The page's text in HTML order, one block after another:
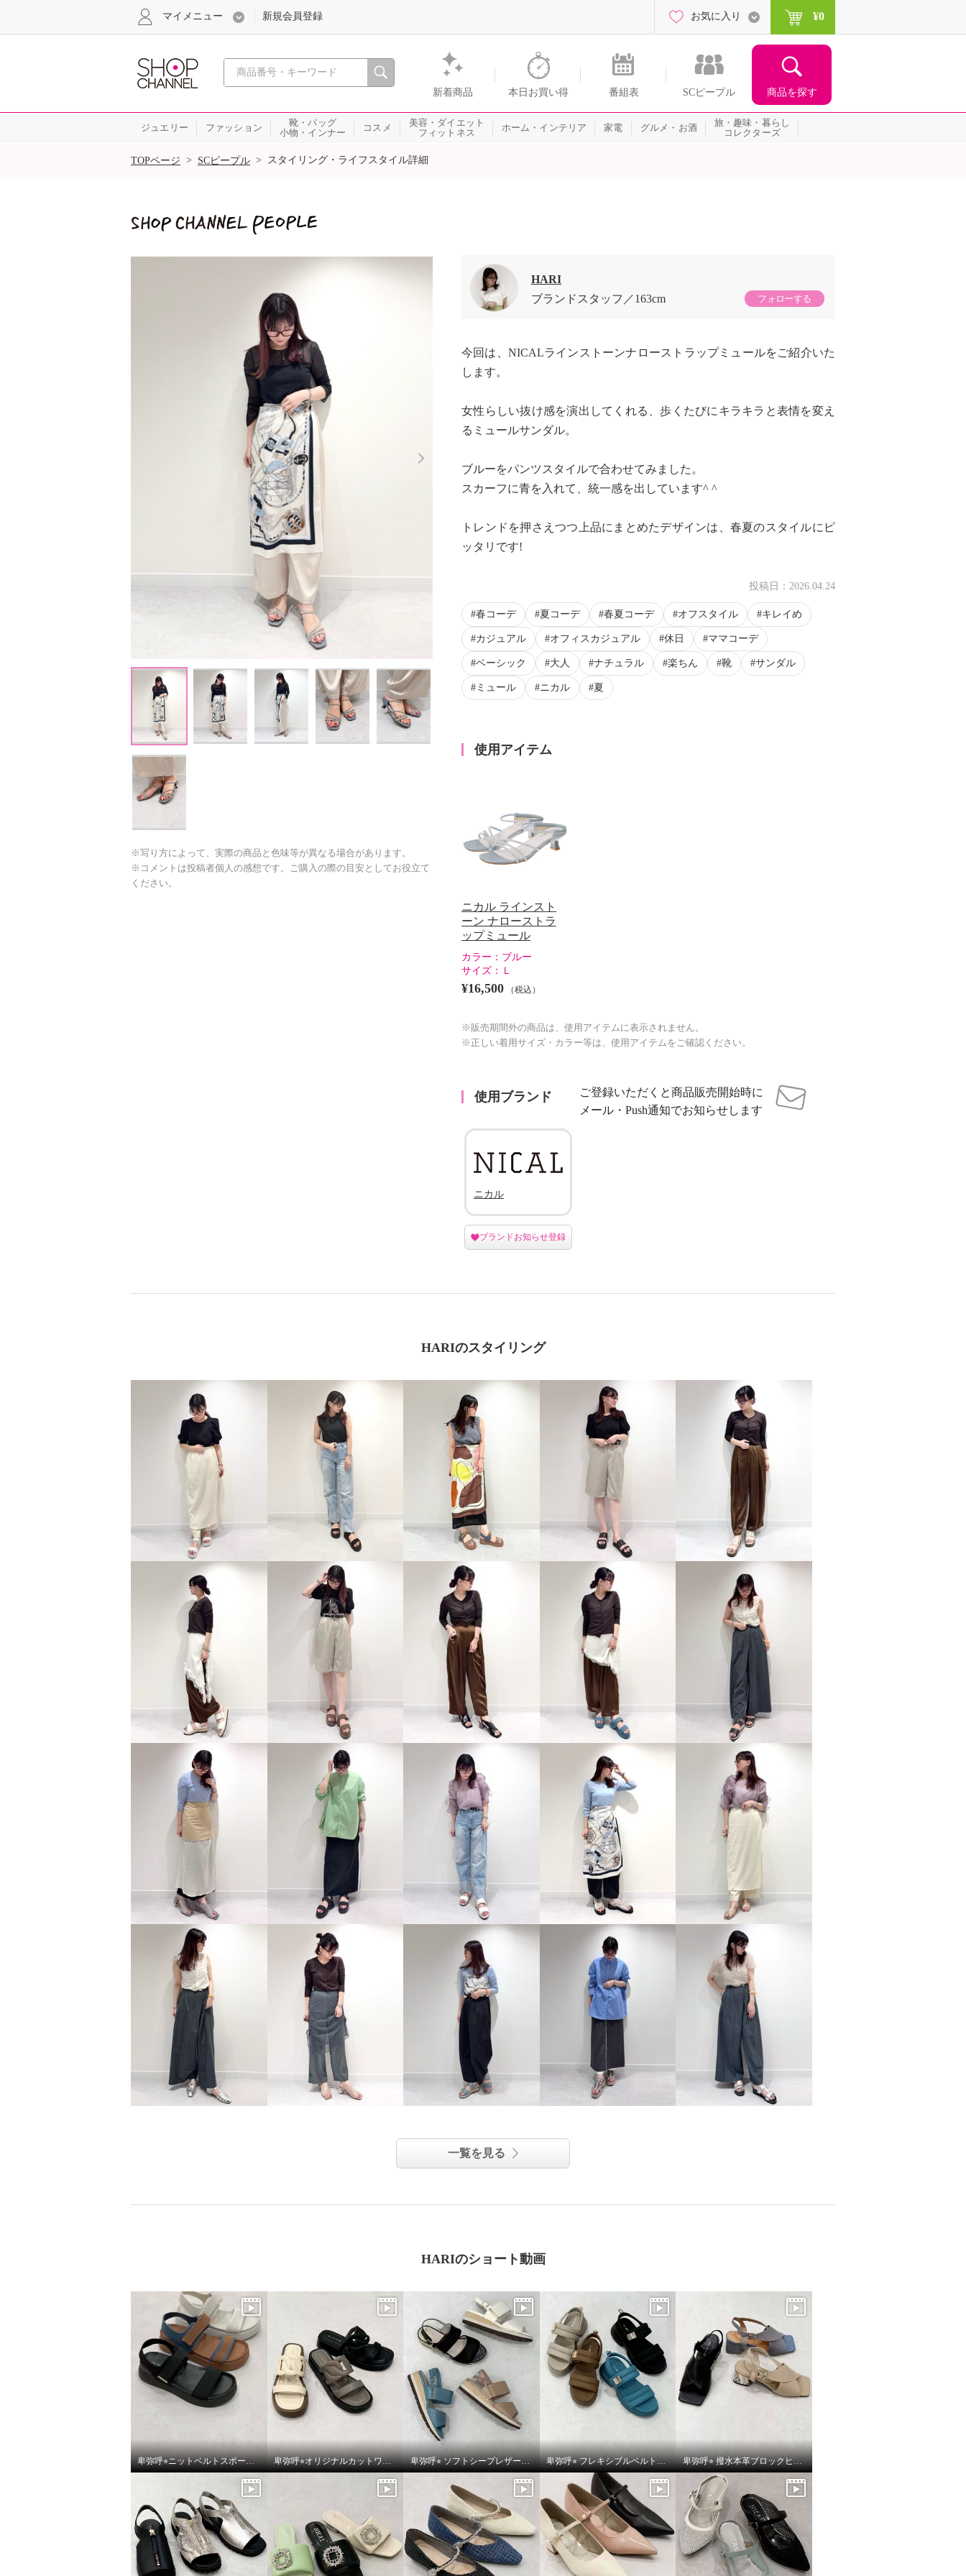
心おどる、瞬間を。通販・テレビショッピングのショップチャンネル
新着商品 本日お買い得 番組表 SCピープル 商品を探す
マイメニュー 新規会員登録 お気に入り ¥0
ジュエリー ファッション
靴・バッグ
小物・インナー
コスメ
美容・ダイエット
フィットネス
ホーム・インテリア 家電 グルメ・お酒
旅・趣味・暮らし
コレクターズ
SALE
TOPページ > SCピープル > スタイリング・ライフスタイル詳細
※写り方によって、実際の商品と色味等が異なる場合があります。
※コメントは投稿者個人の感想です。ご購入の際の目安としてお役立て
ください。
HARI
ブランドスタッフ
163cm フォローする
今回は、NICALラインストーンナローストラップミュールをご紹介いた
します。
女性らしい抜け感を演出してくれる、歩くたびにキラキラと表情を変え
るミュールサンダル。
ブルーをパンツスタイルで合わせてみました。
スカーフに青を入れて、統一感を出しています^ ^
トレンドを押さえつつ上品にまとめたデザインは、春夏のスタイルにピ
ッタリです!
投稿日： 2026.04.24
春コーデ 夏コーデ 春夏コーデ オフスタイル キレイめ
カジュアル オフィスカジュアル 休日 ママコーデ
ベーシック 大人 ナチュラル 楽ちん 靴 サンダル
ミュール ニカル 夏
使用アイテム
ニカル ラインスト
ーン ナローストラ
ップミュール
カラー： ブルー
サイズ：
Ｌ
¥16,500 （税込）
※販売期間外の商品は、使用アイテムに表示されません。
※正しい着用サイズ・カラー等は、使用アイテムをご確認ください。
使用ブランド
ご登録いただくと商品販売開始時に
メール・Push通知でお知らせします
ニカル
ブランドお知らせ登録
HARIのスタイリング
一覧を見る
HARIのショート動画
卑弥呼⭐︎ニットベルトスポーツサンダルをご紹介いたします。 卑弥呼⭐︎オリジナルカットワークボリュームソールサンダルをご紹介いたします。 卑弥呼⭐︎ ソフトシープレザーフレキシブルベルトパデットサンダルをご紹介いたします。 卑弥呼⭐︎ フレキシブルベルト厚底パデットサンダルをご紹介いたします。 卑弥呼⭐︎ 撥水本革ブロックヒールカバードクロスサンダルをご紹介いたします。